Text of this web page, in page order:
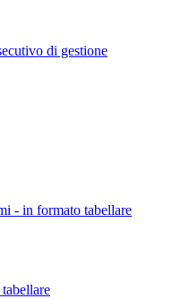
di gestione
- in formato tabellare